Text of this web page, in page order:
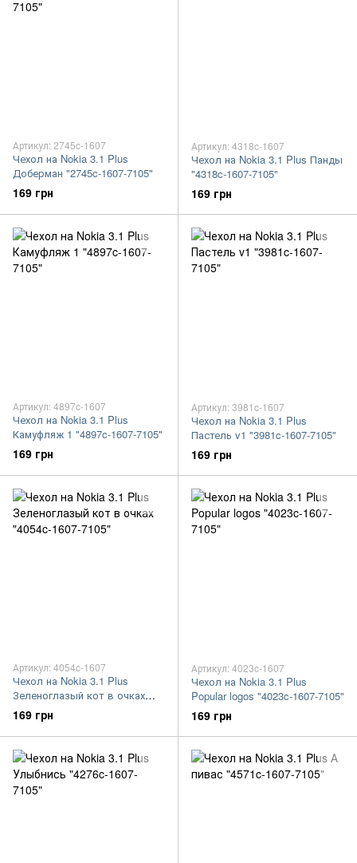
Артикул: 2745c-1607
Чехол на Nokia 3.1 Plus
Доберман "2745c-1607-7105"
169 грн
Артикул: 4318c-1607
Чехол на Nokia 3.1 Plus Панды
"4318c-1607-7105"
169 грн
Артикул: 4897c-1607
Чехол на Nokia 3.1 Plus
Камуфляж 1 "4897c-1607-7105"
169 грн
Артикул: 3981c-1607
Чехол на Nokia 3.1 Plus
Пастель v1 "3981c-1607-7105"
169 грн
Артикул: 4054c-1607
Чехол на Nokia 3.1 Plus
Зеленоглазый кот в очках
"4054c-1607-7105"
169 грн
Артикул: 4023c-1607
Чехол на Nokia 3.1 Plus
Popular logos "4023c-1607-7105"
169 грн